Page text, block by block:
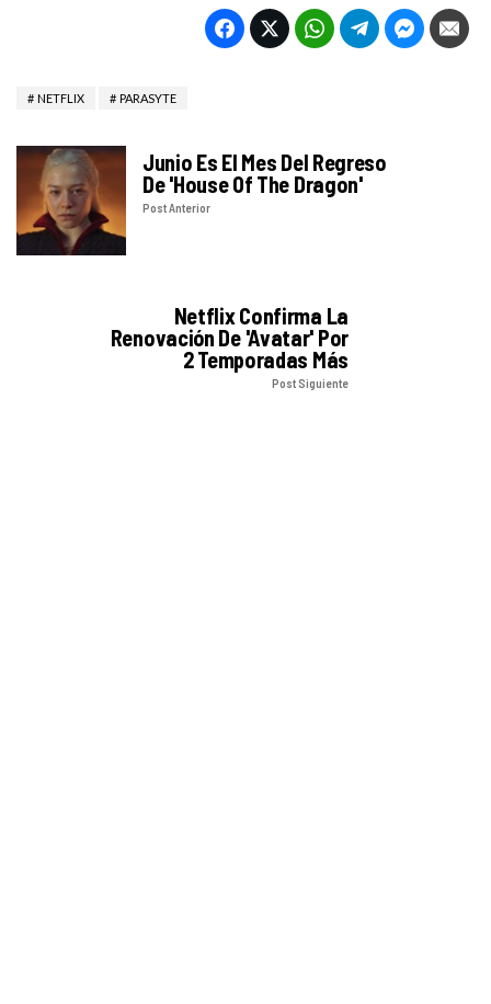
NETFLIX PARASYTE
Junio Es El Mes Del Regreso
De 'House Of The Dragon'
Post Anterior
Netflix Confirma La
Renovación De 'Avatar' Por
2 Temporadas Más
Post Siguiente